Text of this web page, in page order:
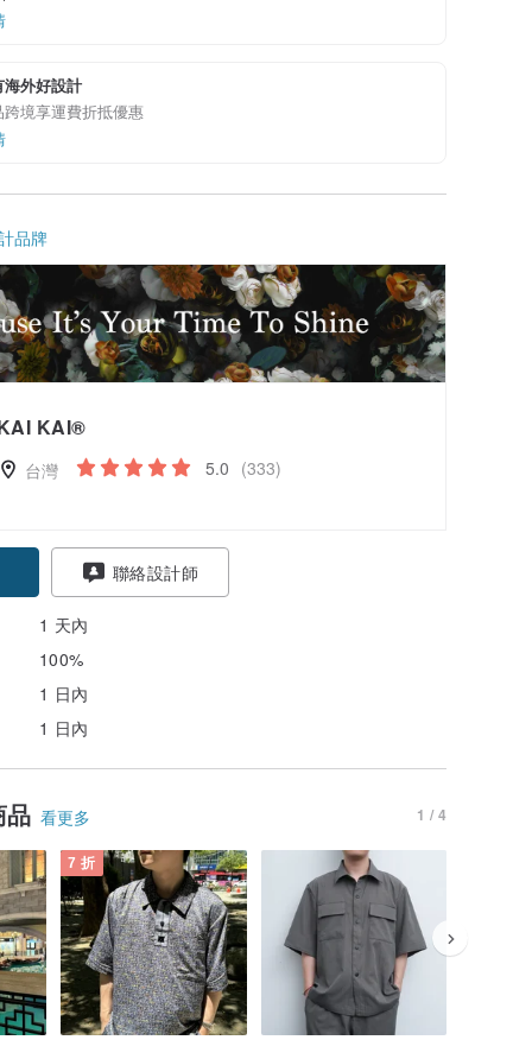
外好設計
境享運費折抵優惠
品牌
KAI®
台灣 5.0 (333)
聯絡設計師
1 天內
100%
1 日內
1 日內
品 看更多 1 / 4
7 折